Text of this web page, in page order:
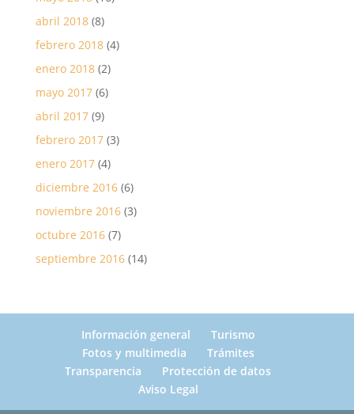
abril 2018(8)
febrero 2018(4)
enero 2018(2)
mayo 2017(6)
abril 2017(9)
febrero 2017(3)
enero 2017(4)
diciembre 2016(6)
noviembre 2016(3)
octubre 2016(7)
septiembre 2016(14)
Información general
Turismo
Fotos y multimedia
Trámites
Transparencia
Protección de datos
Aviso Legal